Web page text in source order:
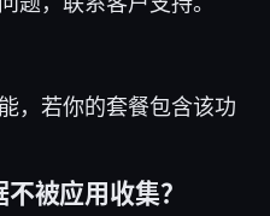
，若你的套餐包含该功
被应用收集？